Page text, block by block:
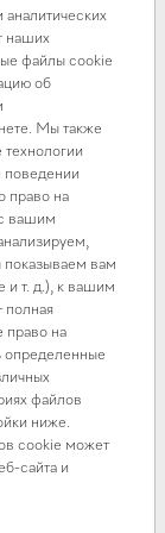
и полом, а
и
Professional).
чтобы быть
которому
покупателям
надёжности,
Такой
Besser" («Всё
Цинканном на
компанию
на
его в
стремится
наших
файлы cookie
об
Мы также
право на
вашим
показываем вам
и т. д.), к вашим
право на
определенные
файлов
ниже.
cookie может
сайта и